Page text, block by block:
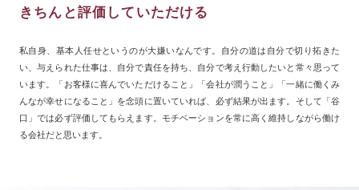
きちんと評価していただける
私自身、基本人任せというのが大嫌いなんです。自分の道は自分で切り拓きた
い、与えられた仕事は、自分で責任を持ち、自分で考え行動したいと常々思って
います。「お客様に喜んでいただけること」「会社が潤うこと」「一緒に働くみ
んなが幸せになること」を念頭に置いていれば、必ず結果が出ます。そして「谷
口」では必ず評価してもらえます。モチベーションを常に高く維持しながら働け
る会社だと思います。